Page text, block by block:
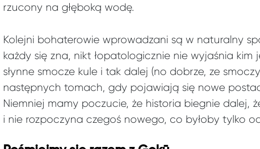
rzucony na głęboką wodę.
Kolejni bohaterowie wprowadzani są w naturalny
każdy się zna, nikt łopatologicznie nie wyjaśnia
słynne smocze kule i tak dalej (no dobrze, ze
następnych tomach, gdy pojawiają się nowe
Niemniej mamy poczucie, że historia biegnie dalej,
i nie rozpoczyna czegoś nowego, co byłoby tylko